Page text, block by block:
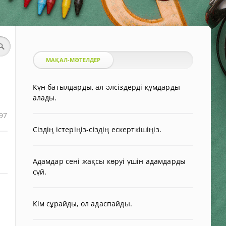
МАҚАЛ-МӘТЕЛДЕР
Күн батылдарды, ал әлсіздерді құмдарды
алады.
Сіздің істеріңіз-сіздің ескерткішіңіз.
Адамдар сені жақсы көруі үшін адамдарды
сүй.
Кім сұрайды, ол адаспайды.